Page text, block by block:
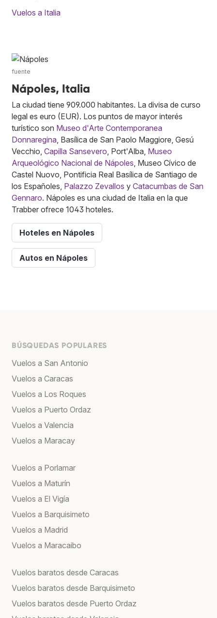
Vuelos a Italia
fuente
Nápoles, Italia
La ciudad tiene 909.000 habitantes. La divisa de curso
legal es euro (EUR). Los puntos de mayor interés
turístico son Museo d'Arte Contemporanea
Donnaregina , Basílica de San Paolo Maggiore, Gesú
Vecchio, Capilla Sansevero , Port'Alba, Museo
Arqueológico Nacional de Nápoles , Museo Cívico de
Castel Nuovo, Pontificia Real Basílica de Santiago de
los Españoles, Palazzo Zevallos y Catacumbas de San
Gennaro. Nápoles es una ciudad de Italia en la que
Trabber ofrece 1043 hoteles.
Hoteles en Nápoles
Autos en Nápoles
BÚSQUEDAS POPULARES
Vuelos a San Antonio
Vuelos a Caracas
Vuelos a Los Roques
Vuelos a Puerto Ordaz
Vuelos a Valencia
Vuelos a Maracay
Vuelos a Porlamar
Vuelos a Maturín
Vuelos a El Vigía
Vuelos a Barquisimeto
Vuelos a Madrid
Vuelos a Maracaibo
Vuelos baratos desde Caracas
Vuelos baratos desde Barquisimeto
Vuelos baratos desde Puerto Ordaz